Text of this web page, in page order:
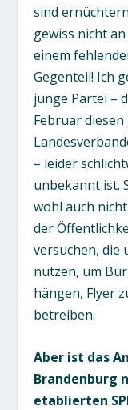
sind
gewiss nicht
einem
Gegenteil! Ich
junge Partei –
Februar
– leider
unbekannt ist.
wohl auch
der
versuchen, die
nutzen, um
hängen, Flyer
betreiben.
Aber ist das
Brandenburg
etablierten